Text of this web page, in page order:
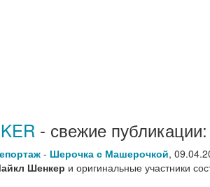
- свежие публикации:
- Шерочка с Машерочкой,
Шенкер и оригинальные участники